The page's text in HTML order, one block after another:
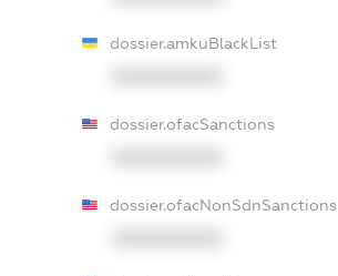
dossier.amkuBlackList
dossier.ofacSanctions
dossier.ofacNonSdnSanctions